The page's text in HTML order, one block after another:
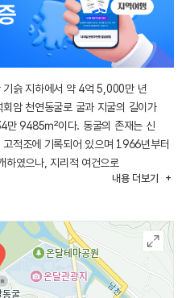
기슭 지하에서 약 4억 5,000만 년
암 천연동굴로 굴과 지굴의 길이가
만 9485㎡이다. 동굴의 존재는 신
적조에 기록되어 있으며 1966년부터
였으나, 지리적 여건으로
년부터 다시 일반인에게 개방되었다.
씨 14도, 겨울철에는 섭씨 16도를
내용 더보기